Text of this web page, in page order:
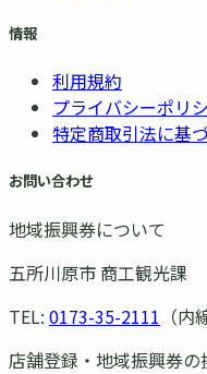
情報
利用規約
プライバシーポリ
特定商取引法に基
お問い合わせ
地域振興券について
五所川原市 商工観光課
TEL: 0173-35-2111 （
店舗登録・地域振興券の